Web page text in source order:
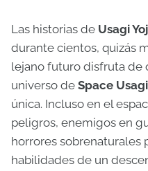
Las historias de Usagi
durante cientos, quizás
lejano futuro disfruta de
universo de Space Usagi
única. Incluso en el
peligros, enemigos en
horrores sobrenaturales
habilidades de un